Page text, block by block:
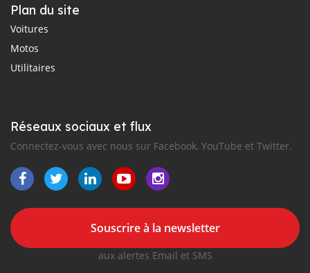
Plan du site
Voitures
Motos
Utilitaires
Réseaux sociaux et flux
Connectez-vous avec nous sur Facebook, YouTube et Twitter.
Souscrire à la newsletter
aux alertes Email et SMS